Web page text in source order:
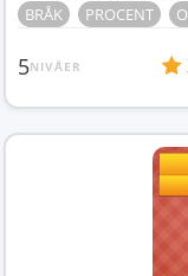
BRÅK PROCENT
5NIVÅER